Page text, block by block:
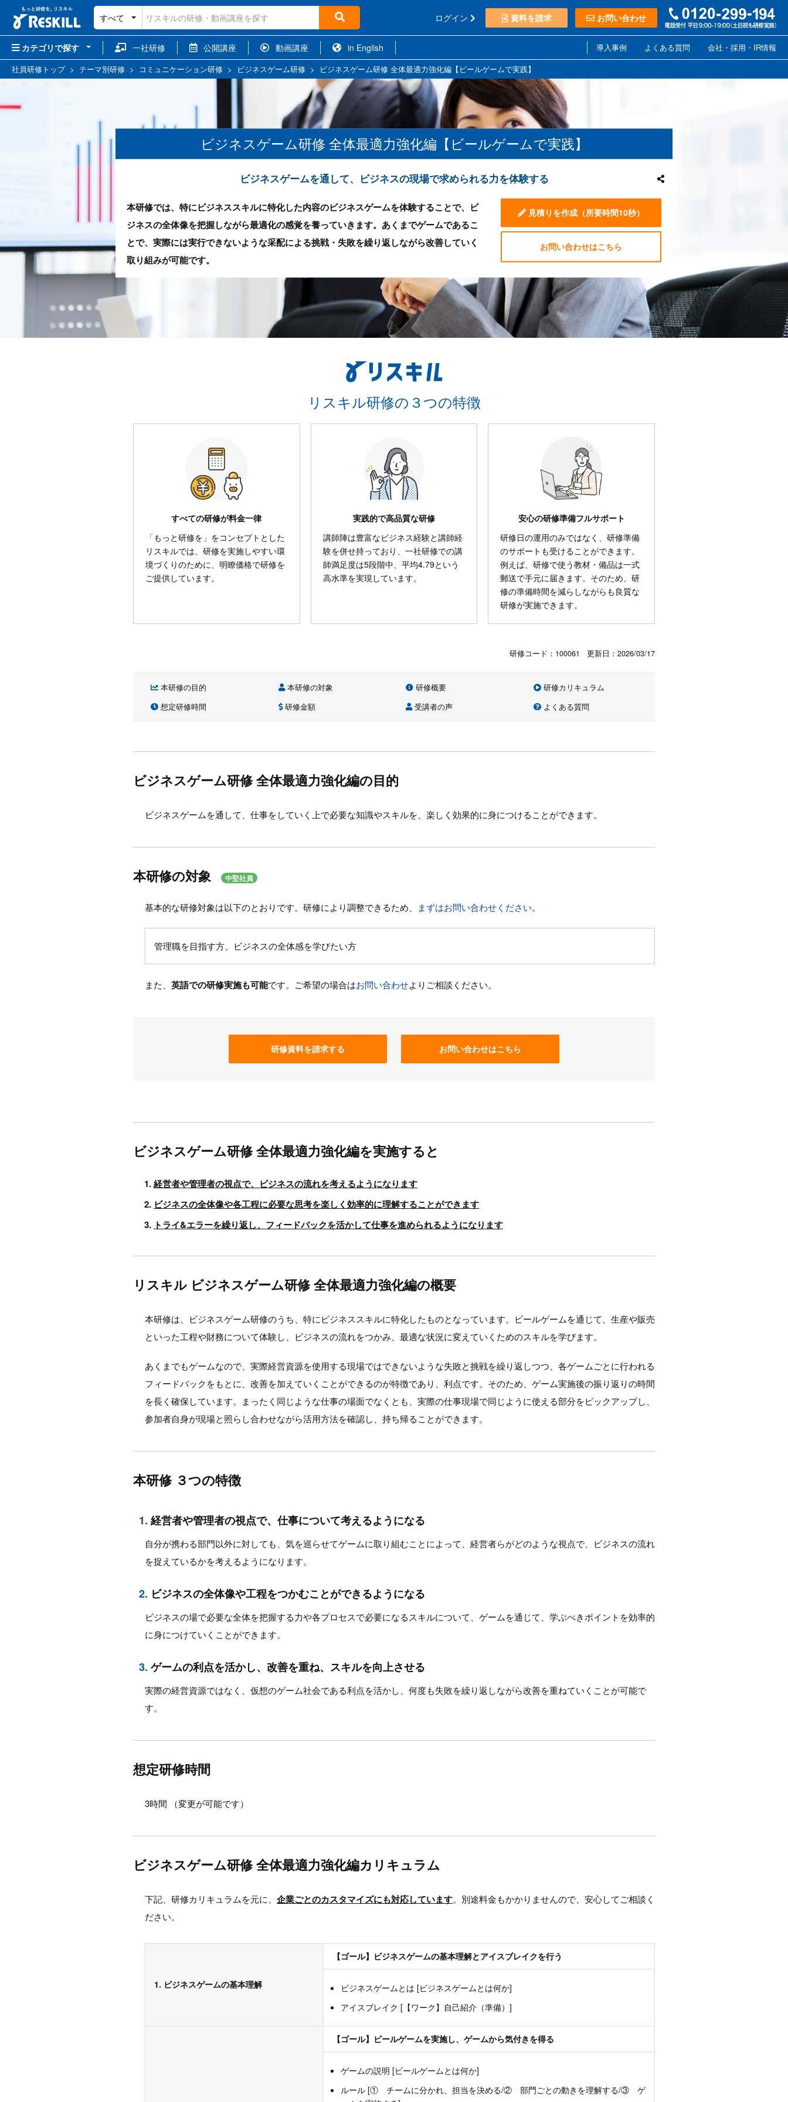
すべて ログイン 資料を請求 お問い合わせ
カテゴリで探す 一社研修 公開講座 動画講座 in English 導入事例 よくある質問
会社・採用・IR情報
社員研修トップ> テーマ別研修 > コミュニケーション研修 > ビジネスゲーム研修 > ビジネスゲーム研修 全体最適力強化編【ビールゲームで実践】
ビジネスゲーム研修 全体最適力強化編【ビールゲームで実践】
ビジネスゲームを通して、ビジネスの現場で求められる力を体験する
本研修では、特にビジネススキルに特化した内容のビジネスゲームを体験することで、ビ
ジネスの全体像を把握しながら最適化の感覚を養っていきます。あくまでゲームであるこ
とで、実際には実行できないような采配による挑戦・失敗を繰り返しながら改善していく
取り組みが可能です。
見積りを作成 （所要時間10秒）
お問い合わせはこちら
リスキル研修の３つの特徴
すべての研修が料金一律
「もっと研修を」をコンセプトとした
リスキルでは、研修を実施しやすい環
境づくりのために、明瞭価格で研修を
ご提供しています。
実践的で高品質な研修
講師陣は豊富なビジネス経験と講師経
験を併せ持っており、一社研修での講
師満足度は5段階中、平均4.79という
高水準を実現しています。
安心の研修準備フルサポート
研修日の運用のみではなく、研修準備
のサポートも受けることができます。
例えば、研修で使う教材・備品は一式
郵送で手元に届きます。そのため、研
修の準備時間を減らしながらも良質な
研修が実施できます。
研修コード：100061 更新日： 2026/03/17
本研修の目的 本研修の対象 研修概要
研修カリキュラム
想定研修時間
研修金額 受講者の声 よくある質問
ビジネスゲーム研修 全体最適力強化編の目的
ビジネスゲームを通して、仕事をしていく上で必要な知識やスキルを、楽しく効果的に身につけることができます。
本研修の対象 中堅社員
基本的な研修対象は以下のとおりです。研修により調整できるため、 まずはお問い合わせください。
管理職を目指す方、ビジネスの全体感を学びたい方
また、 英語での研修実施も可能です。ご希望の場合はお問い合わせよりご相談ください。
研修資料を請求する お問い合わせはこちら
ビジネスゲーム研修 全体最適力強化編を実施すると
経営者や管理者の視点で、ビジネスの流れを考えるようになります
ビジネスの全体像や各工程に必要な思考を楽しく効率的に理解することができます
トライ&エラーを繰り返し、フィードバックを活かして仕事を進められるようになります
リスキル ビジネスゲーム研修 全体最適力強化編の概要
本研修は、ビジネスゲーム研修のうち、特にビジネススキルに特化したものとなっています。ビールゲームを通じて、生産や販売
といった工程や財務について体験し、ビジネスの流れをつかみ、最適な状況に変えていくためのスキルを学びます。
あくまでもゲームなので、実際経営資源を使用する現場ではできないような失敗と挑戦を繰り返しつつ、各ゲームごとに行われる
フィードバックをもとに、改善を加えていくことができるのが特徴であり、利点です。そのため、ゲーム実施後の振り返りの時間
を長く確保しています。まったく同じような仕事の場面でなくとも、実際の仕事現場で同じように使える部分をピックアップし、
参加者自身が現場と照らし合わせながら活用方法を確認し、持ち帰ることができます。
本研修 ３つの特徴
1. 経営者や管理者の視点で、仕事について考えるようになる
自分が携わる部門以外に対しても、気を巡らせてゲームに取り組むことによって、経営者らがどのような視点で、ビジネスの流れ
を捉えているかを考えるようになります。
2. ビジネスの全体像や工程をつかむことができるようになる
ビジネスの場で必要な全体を把握する力や各プロセスで必要になるスキルについて、ゲームを通じて、学ぶべきポイントを効率的
に身につけていくことができます。
3. ゲームの利点を活かし、改善を重ね、スキルを向上させる
実際の経営資源ではなく、仮想のゲーム社会である利点を活かし、何度も失敗を繰り返しながら改善を重ねていくことが可能で
す。
想定研修時間
3時間 （変更が可能です）
ビジネスゲーム研修 全体最適力強化編カリキュラム
下記、研修カリキュラムを元に、 企業ごとのカスタマイズにも対応しています。別途料金もかかりませんので、安心してご相談く
ださい。
1. ビジネスゲームの基本理解
【ゴール】ビジネスゲームの基本理解とアイスブレイクを行う
ビジネスゲームとは [ビジネスゲームとは何か]
アイスブレイク [【ワーク】自己紹介（準備）]
【ゴール】ビールゲームを実施し、ゲームから気付きを得る
ゲームの説明 [ビールゲームとは何か]
ルール [① チームに分かれ、担当を決める/② 部門ごとの動きを理解する/③ ゲ